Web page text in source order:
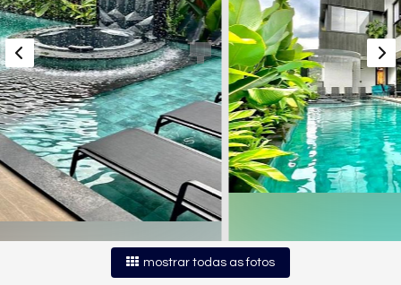
mostrar todas as fotos